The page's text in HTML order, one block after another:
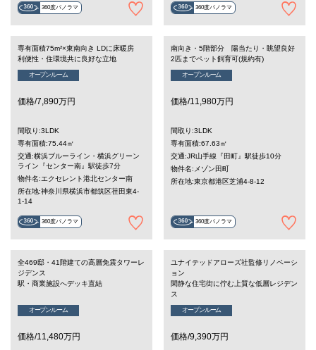
360度パノラマ 360度パノラマ
専有面積75m²×東南向き LDに床暖房
利便性・住環境共に良好な立地
オープンルーム
価格/7,890万円
間取り:3LDK
専有面積:75.44㎡
交通:横浜ブルーライン・横浜グリーン
ライン『センター南』駅徒歩7分
物件名:エクセレント港北センター南
所在地:神奈川県横浜市都筑区荏田東4-
1-14
360度パノラマ
南向き・5階部分 陽当たり・眺望良好
2匹までペット飼育可(規約有)
オープンルーム
価格/11,980万円
間取り:3LDK
専有面積:67.63㎡
交通:JR山手線『田町』駅徒歩10分
物件名:メゾン田町
所在地:東京都港区芝浦4-8-12
360度パノラマ
全469邸・41階建ての高層免震タワーレ
ジデンス
駅・商業施設へデッキ直結
オープンルーム
価格/11,480万円
ユナイテッドアローズ社監修リノベーシ
ョン
閑静な住宅街に佇む上質な低層レジデン
ス
オープンルーム
価格/9,390万円